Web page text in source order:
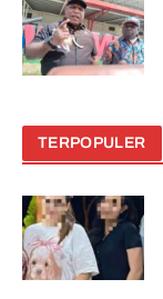
TERPOPULER